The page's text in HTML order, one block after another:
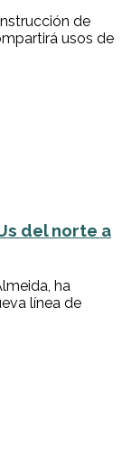
de
usos de
del norte a
ha
línea de